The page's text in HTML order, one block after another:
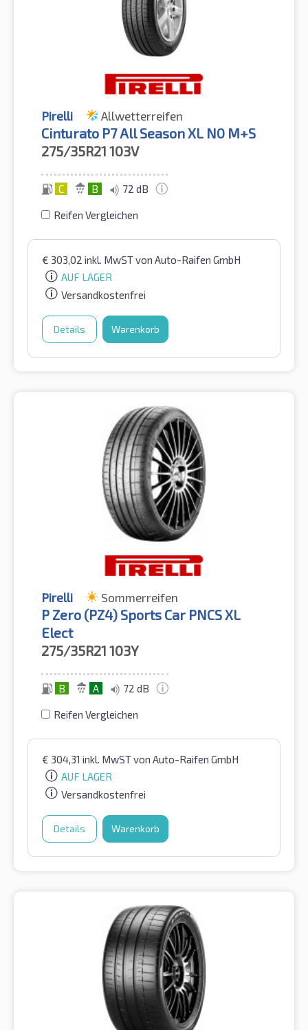
Pirelli Allwetterreifen
Cinturato P7 All Season XL N0 M+S
275/35R21 103V
C B 72 dB
Reifen Vergleichen
€ 303,02 inkl. MwSTvon Auto-Raifen GmbH
AUF LAGER
Versandkostenfrei
Details Warenkorb
Pirelli Sommerreifen
P Zero (PZ4) Sports Car PNCS XL
Elect
275/35R21 103Y
B A 72 dB
Reifen Vergleichen
€ 304,31 inkl. MwSTvon Auto-Raifen GmbH
AUF LAGER
Versandkostenfrei
Details Warenkorb